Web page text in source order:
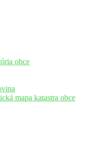
obce
mapa katastra obce